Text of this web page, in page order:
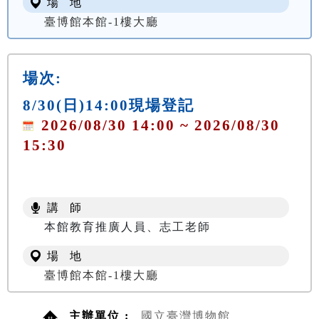
場 地
臺博館本館-1樓大廳
場次:
8/30(日)14:00現場登記
2026/08/30 14:00 ~ 2026/08/30
15:30
講 師
本館教育推廣人員、志工老師
場 地
臺博館本館-1樓大廳
主辦單位 : 國立臺灣博物館